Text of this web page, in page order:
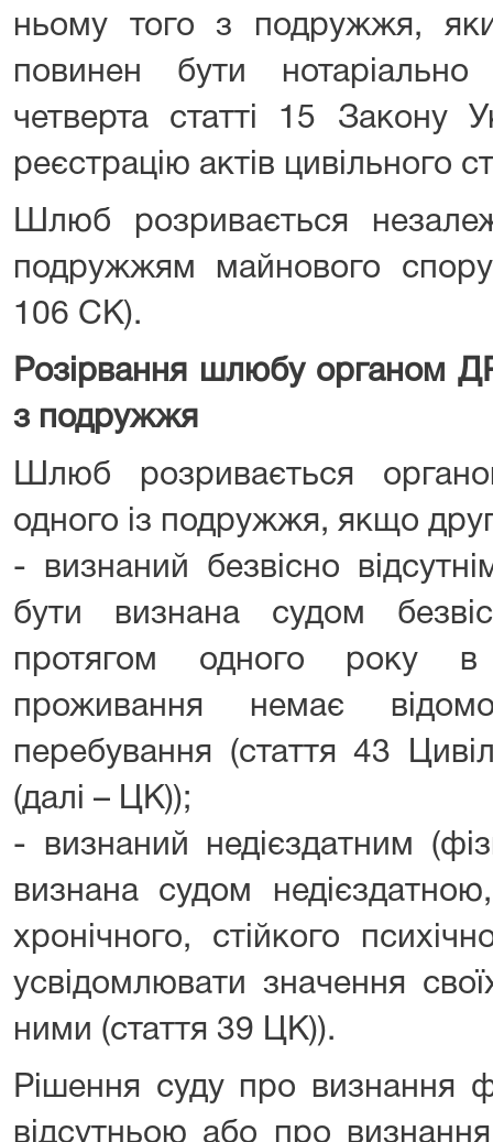
ньому того з подружжя,
повинен бути нотаріально
четверта статті 15 Закону
реєстрацію актів цивільного
Шлюб розривається
подружжям майнового спору
106 СК).
Розірвання шлюбу органом
з подружжя
Шлюб розривається
одного із подружжя, якщо
- визнаний безвісно
бути визнана судом
протягом одного року в
проживання немає
перебування (стаття 43
(далі – ЦК));
- визнаний недієздатним
визнана судом
хронічного, стійкого
усвідомлювати значення
ними (стаття 39 ЦК)).
Рішення суду про визнання
відсутньою або про